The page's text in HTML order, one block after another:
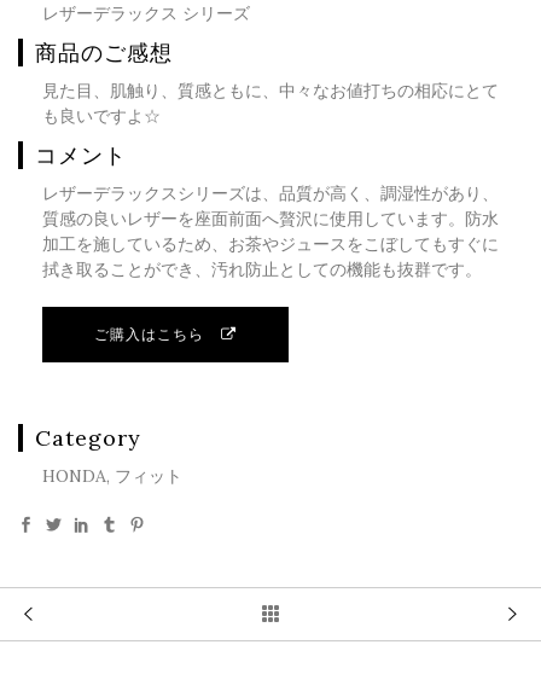
レザーデラックス シリーズ
商品のご感想
見た目、肌触り、質感ともに、中々なお値打ちの相応にとて
も良いですよ☆
コメント
レザーデラックスシリーズは、品質が高く、調湿性があり、
質感の良いレザーを座面前面へ贅沢に使用しています。防水
加工を施しているため、お茶やジュースをこぼしてもすぐに
拭き取ることができ、汚れ防止としての機能も抜群です。
ご購入はこちら
Category
HONDA, フィット